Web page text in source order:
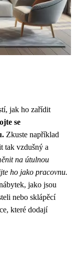
jak ho zařídit
se
Zkuste například
tak vzdušný a
na útulnou
ho jako pracovnu.
jako jsou
nebo sklápěcí
které dodají